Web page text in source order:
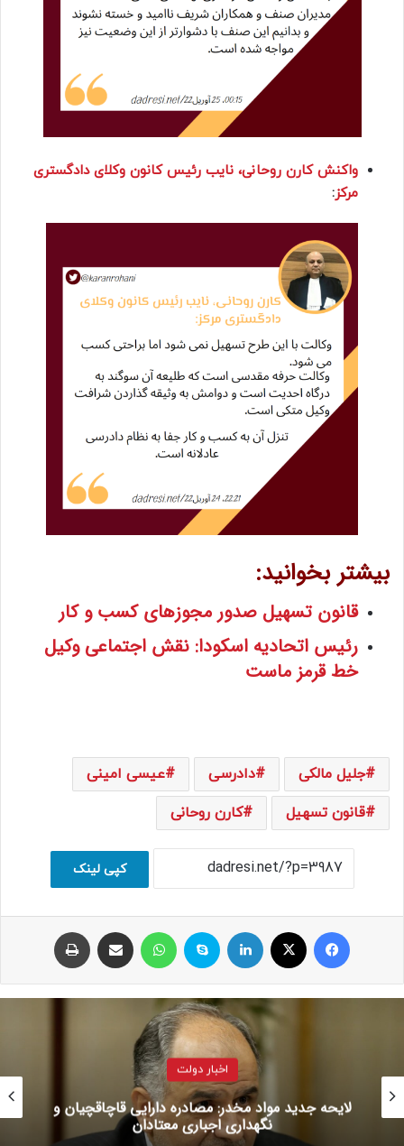
واکنش کارن روحانی، نایب رئیس کانون وکلای دادگستری
مرکز:
بیشتر بخوانید:
قانون تسهیل صدور مجوزهای کسب و کار
رئیس اتحادیه اسکودا: نقش اجتماعی وکیل
خط قرمز ماست
جلیل مالکی دادرسی
عیسی امینی
قانون تسهیل
کارن روحانی
کپی لینک
فیسبوک ایکس لینکداین اسکایپ واتس آپ اشتراک با ایمیل
اخبار دولت
لایحه جدید مواد مخدر: مصادره دارایی قاچاقچیان و
نگهداری اجباری معتادان